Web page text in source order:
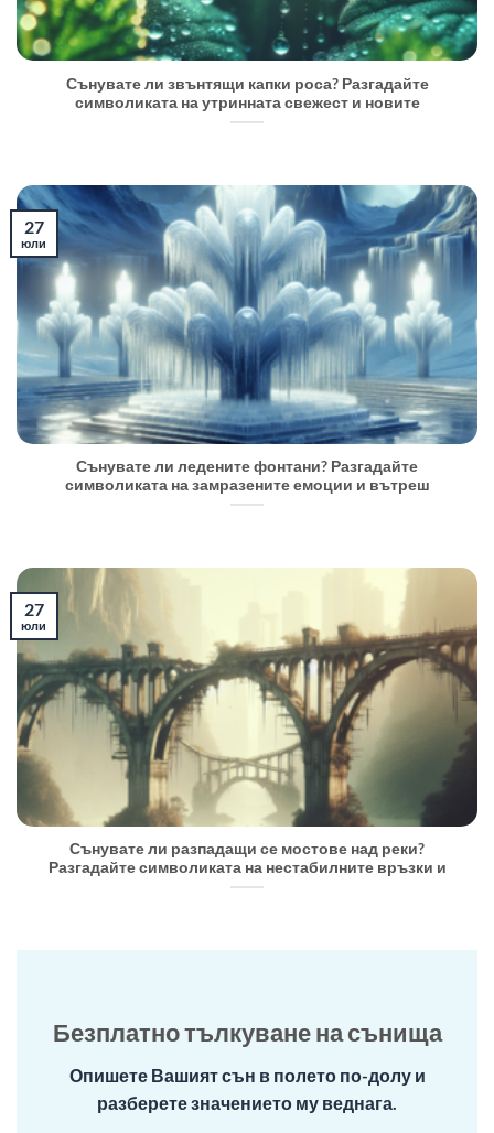
Сънувате ли звънтящи капки роса? Разгадайте
символиката на утринната свежест и новите
Сънувате ли ледените фонтани? Разгадайте
символиката на замразените емоции и вътреш
27
юли
Сънувате ли разпадащи се мостове над реки?
Разгадайте символиката на нестабилните връзки и
27
юли
Безплатно тълкуване на сънища
Опишете Вашият сън в полето по-долу и
разберете значението му веднага.